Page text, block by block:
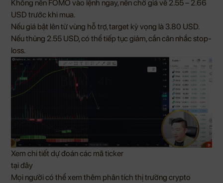
Không nên FOMO vào lệnh ngay, nên chờ giá về 2.55 – 2.66
USD trước khi mua.
Nếu giá bật lên từ vùng hỗ trợ, target kỳ vọng là 3.80 USD.
Nếu thủng 2.55 USD, có thể tiếp tục giảm, cần cân nhắc stop-
loss.
Xem chi tiết dự đoán các mã ticker
tại đây
Mọi người có thể xem thêm phân tích thị trường crypto